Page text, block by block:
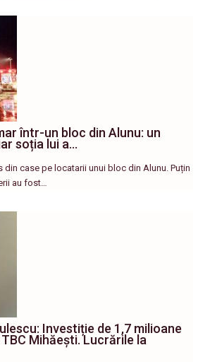
într-un bloc din Alunu: un
soția lui a…
din case pe locatarii unui bloc din Alunu. Puțin
au fost…
Investiție de 1,7 milioane
Mihăești. Lucrările la